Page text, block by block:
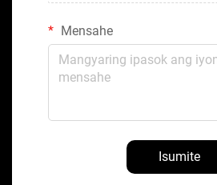
Mensahe
Isumite